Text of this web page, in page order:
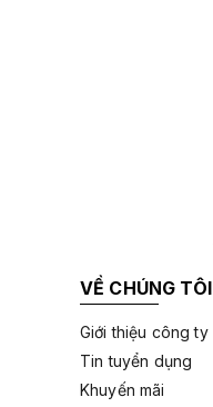
VỀ CHÚNG TÔI
Giới thiệu công ty
Tin tuyển dụng
Khuyến mãi